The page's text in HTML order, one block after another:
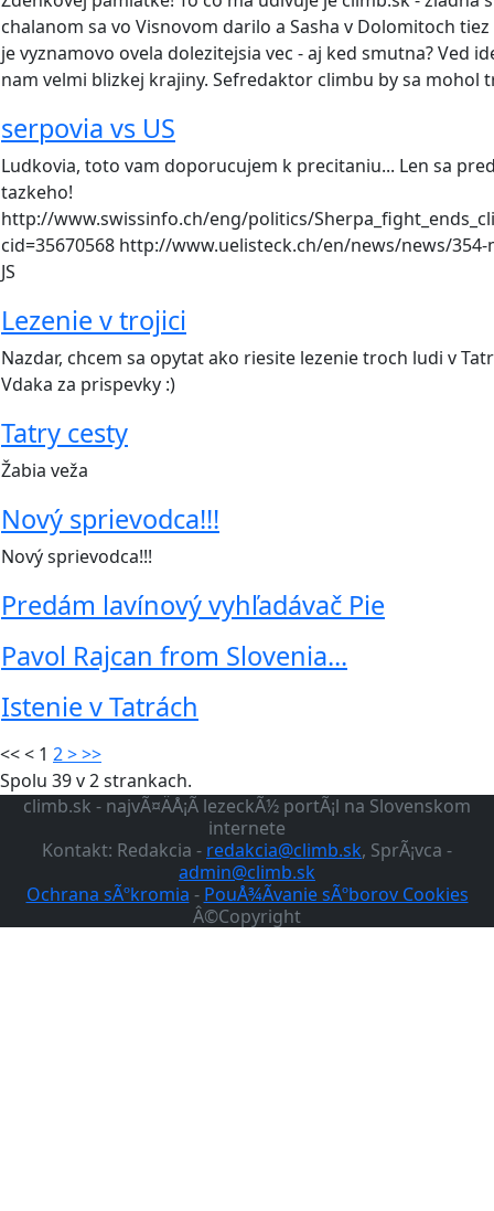
chalanom sa vo Visnovom darilo a Sasha v Dolomitoch
je vyznamovo ovela dolezitejsia vec - aj ked smutna? Ved
nam velmi blizkej krajiny. Sefredaktor climbu by sa mohol
serpovia vs US
Ludkovia, toto vam doporucujem k precitaniu... Len sa
tazkeho!
http://www.swissinfo.ch/eng/politics/
cid=35670568 http://www.uelisteck.ch/en/news/news/
JS
Lezenie v trojici
Nazdar, chcem sa opytat ako riesite lezenie troch ludi v
Vdaka za prispevky :)
Tatry cesty
Žabia veža
Nový sprievodca!!!
Nový sprievodca!!!
Predám lavínový vyhľadávač Pie
Pavol Rajcan from Slovenia...
Istenie v Tatrách
<<< 1 2>>>
Spolu 39 v 2 strankach.
climb.sk - najvÃ¤ÄÅ¡Ã­ lezeckÃ½ portÃ¡l na Slovenskom
internete
Kontakt: Redakcia - redakcia@climb.sk, SprÃ¡vca -
admin@climb.sk
Ochrana sÃºkromia - PouÅ¾Ã­vanie sÃºborov Cookies
Â©Copyright